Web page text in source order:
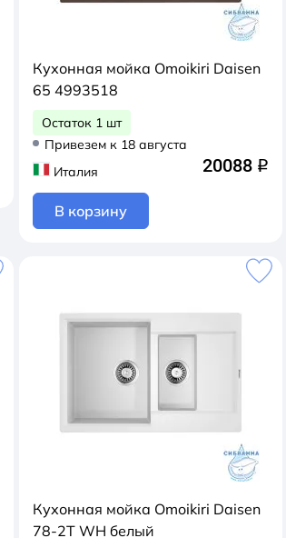
Кухонная мойка Omoikiri Daisen
65 4993518
Остаток 1 шт
Привезем к 18 августа
Италия
20088 q
В корзину
Кухонная мойка Omoikiri Daisen
78-2T WH белый